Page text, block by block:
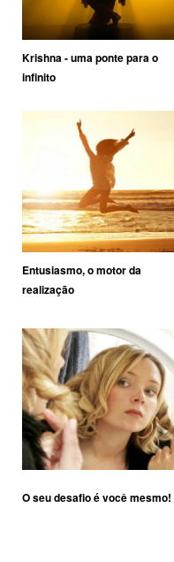
Krishna - uma ponte para o
infinito
Entusiasmo, o motor da
realização
O seu desafio é você mesmo!